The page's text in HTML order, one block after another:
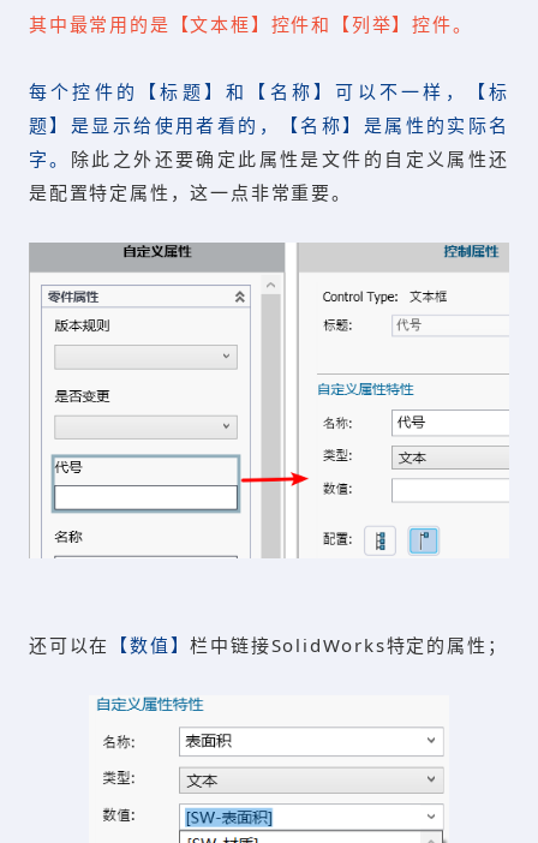
其中最常用的是【文本框】控件和【列举】控件。
每个控件的【标题】和【名称】可以不一样，【标
题】是显示给使用者看的，【名称】是属性的实际名
字。 除此之外还要确定此属性是文件的自定义属性还
是配置特定属性，这一点非常重要。
还可以在 【数值】栏中链接SolidWorks特定的属性；